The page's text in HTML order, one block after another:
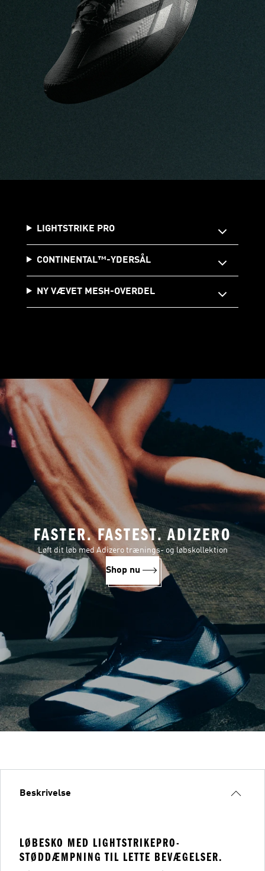
LIGHTSTRIKE PRO
CONTINENTAL™️-YDERSÅL
NY VÆVET MESH-OVERDEL
FASTER. FASTEST. ADIZERO
Løft dit løb med Adizero trænings- og løbskollektion
Shop nu
Beskrivelse
LØBESKO MED LIGHTSTRIKEPRO-
STØDDÆMPNING TIL LETTE BEVÆGELSER.